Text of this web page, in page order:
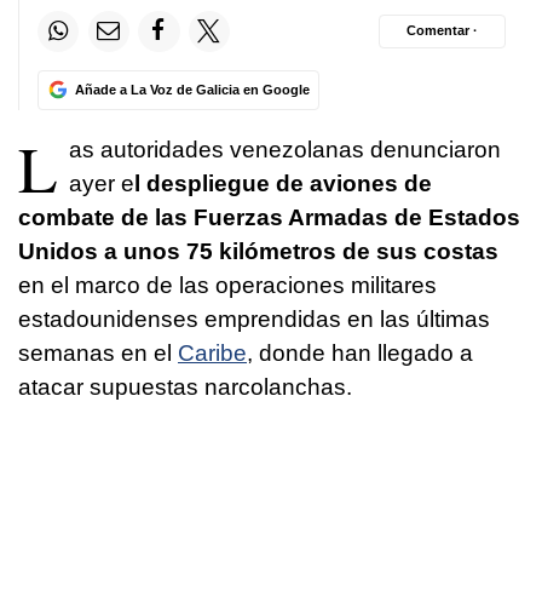
Añade a La Voz de Galicia en Google
Comentar ·
L as autoridades venezolanas denunciaron
ayer el despliegue de aviones de
combate de las Fuerzas Armadas de Estados
Unidos a unos 75 kilómetros de sus costas
en el marco de las operaciones militares
estadounidenses emprendidas en las últimas
semanas en el Caribe, donde han llegado a
atacar supuestas narcolanchas.